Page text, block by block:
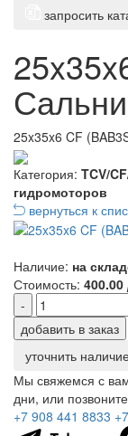
запросить
25x35x6 CF
Категория: TCV/
гидромоторов
вернуться к
Наличие: на
Стоимость: 400.00
-
добавить в заказ
уточнить наличие
Мы свяжемся с
дни, или
+7 908 441 8833